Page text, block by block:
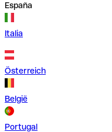
España
Italia
Österreich
België
Portugal